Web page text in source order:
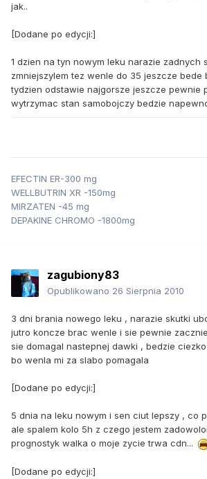
jak..
[Dodane po edycji:]
1 dzien na tyn nowym leku narazie zadnych
zmniejszylem tez wenle do 35 jeszcze bede
tydzien odstawie najgorsze jeszcze pewnie
wytrzymac stan samobojczy bedzie
EFECTIN ER-300 mg
WELLBUTRIN XR -150mg
MIRZATEN -45 mg
DEPAKINE CHROMO -1800mg
zagubiony83
Opublikowano 26 Sierpnia 2010
3 dni brania nowego leku , narazie skutki
jutro koncze brac wenle i sie pewnie
sie domagal nastepnej dawki , bedzie
bo wenla mi za slabo pomagala
[Dodane po edycji:]
5 dnia na leku nowym i sen ciut lepszy , co
ale spalem kolo 5h z czego jestem
prognostyk walka o moje zycie trwa cdn...
[Dodane po edycji:]